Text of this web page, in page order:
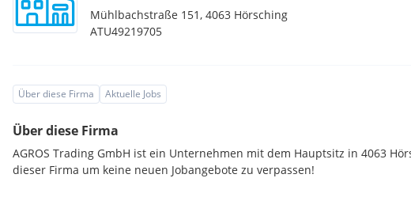
Mühlbachstraße 151,4063 Hörsching
ATU49219705
Über diese Firma Aktuelle Jobs
Über diese Firma
AGROS Trading GmbH ist ein Unternehmen mit dem Hauptsitz in 4063
dieser Firma um keine neuen Jobangebote zu verpassen!